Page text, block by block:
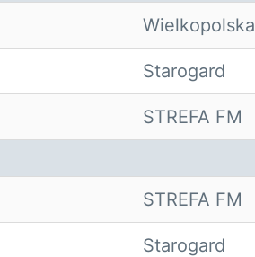
Wielkopolska
Starogard
STREFA FM
STREFA FM
Starogard